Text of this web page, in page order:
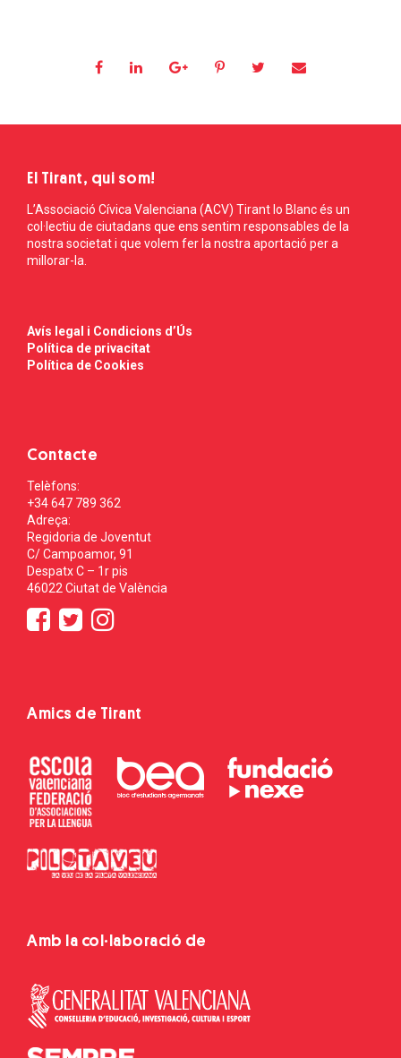
El Tirant, qui som!
L’Associació Cívica Valenciana (ACV) Tirant lo Blanc és un
col·lectiu de ciutadans que ens sentim responsables de la
nostra societat i que volem fer la nostra aportació per a
millorar-la.
Avís legal i Condicions d’Ús
Política de privacitat
Política de Cookies
Contacte
Telèfons:
+34 647 789 362
Adreça:
Regidoria de Joventut
C/ Campoamor, 91
Despatx C – 1r pis
46022 Ciutat de València
Amics de Tirant
Amb la col·laboració de